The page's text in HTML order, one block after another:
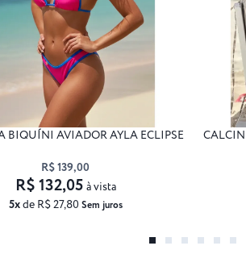
BIQUÍNI AVIADOR AYLA ECLIPSE
R$ 139,00
5xde R$ 27,80 Sem juros
R$ 132,05 à vista